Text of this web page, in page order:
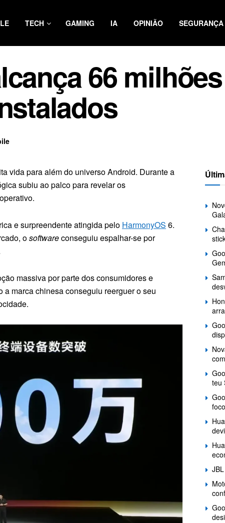
TECH GAMING IA OPINIÃO SEGURANÇA
66
vida para além do universo Android. Durante a
subiu ao palco para revelar os
e surpreendente atingida pelo HarmonyOS 6.
osoftwareconseguiu espalhar-se por
massiva por parte dos consumidores e
marca chinesa conseguiu reerguer o seu
teu